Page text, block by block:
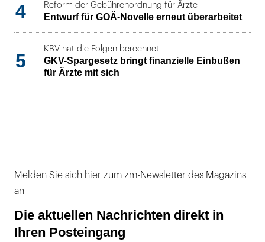
4 Reform der Gebührenordnung für Ärzte
Entwurf für GOÄ-Novelle erneut überarbeitet
5
KBV hat die Folgen berechnet
GKV-Spargesetz bringt finanzielle Einbußen
für Ärzte mit sich
Melden Sie sich hier zum zm-Newsletter des Magazins
an
Die aktuellen Nachrichten direkt in
Ihren Posteingang